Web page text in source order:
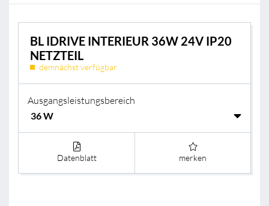
BL IDRIVE INTERIEUR 36W 24V IP20
NETZTEIL
demnächst verfügbar
Ausgangsleistungsbereich
Datenblatt merken